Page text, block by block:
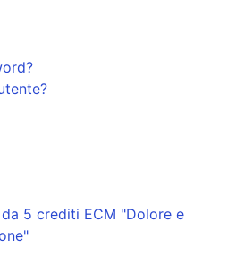
5 crediti ECM "Dolore e